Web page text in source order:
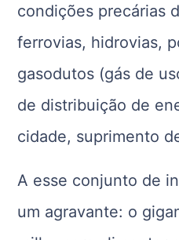
condições precárias
ferrovias, hidrovias,
gasodutos (gás de
de distribuição de
cidade, suprimento
A esse conjunto de
um agravante: o